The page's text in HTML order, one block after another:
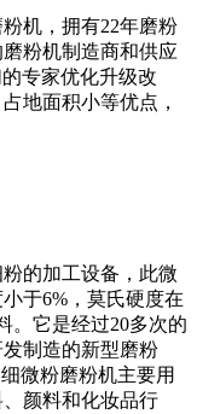
机，拥有22年磨粉
粉机制造商和供应
专家优化升级改
地面积小等优点，
的加工设备，此微
于6%，莫氏硬度在
。它是经过20多次的
制造的新型磨粉
微粉磨粉机主要用
颜料和化妆品行